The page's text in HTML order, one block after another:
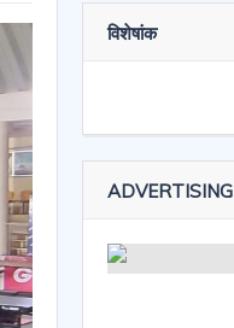
विशेषांक
ADVERTISING